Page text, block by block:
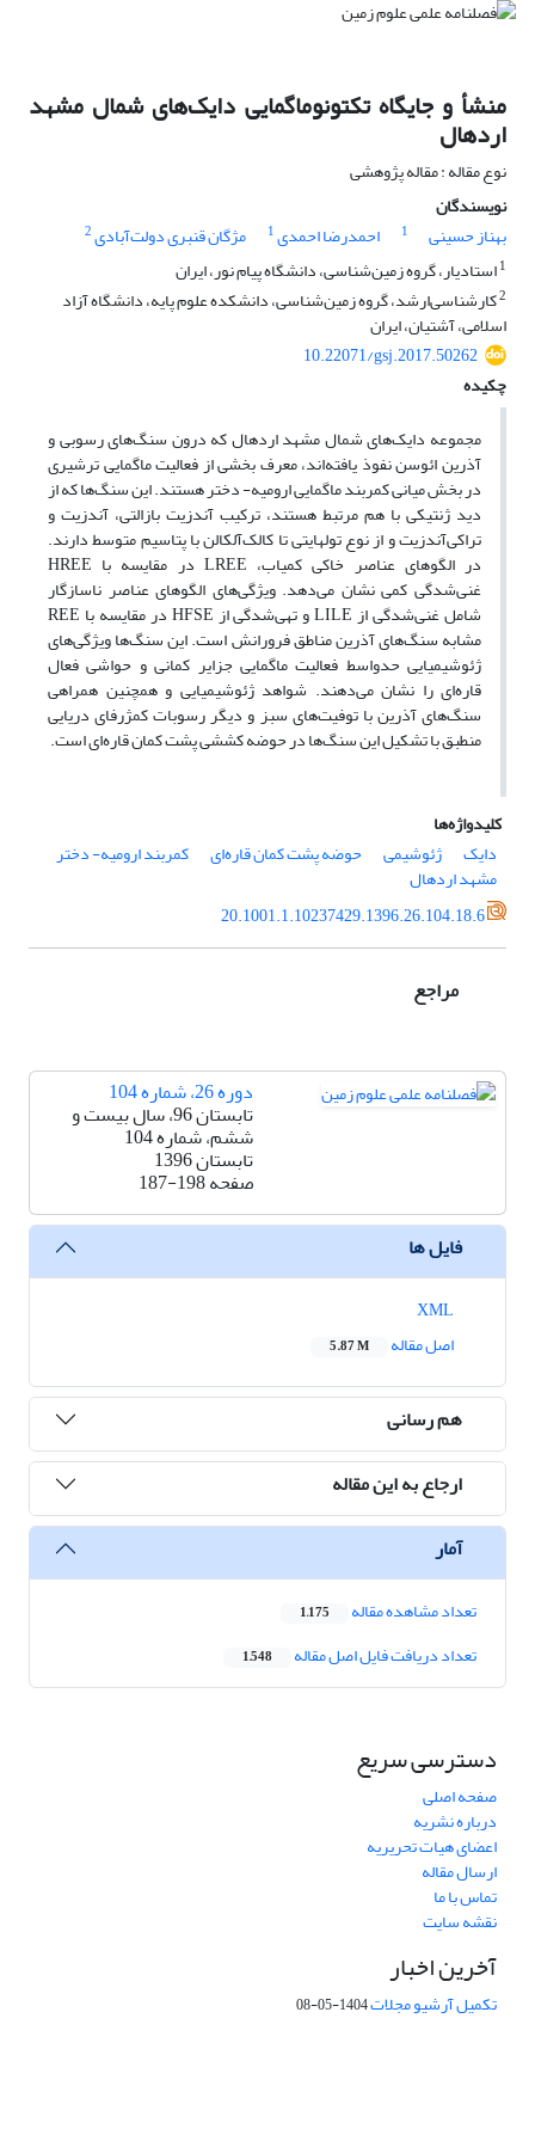
منشأ و جایگاه تکتونوماگمایی دایک‌های شمال مشهد
اردهال
نوع مقاله : مقاله پژوهشی
نویسندگان
بهناز حسینی
1 احمدرضا احمدی1 مژگان قنبری دولت‌آبادی2
1استادیار، گروه زمین‌شناسی، دانشگاه پیام نور، ایران
2کارشناسی‌ارشد، گروه زمین‌شناسی، دانشکده علوم پایه، دانشگاه آزاد
اسلامی، آشتیان، ایران
10.22071/gsj.2017.50262
چکیده
مجموعه دایک‌های شمال مشهد اردهال که درون سنگ‌های رسوبی و
آذرین ائوسن نفوذ یافته‌اند، معرف بخشی از فعالیت ماگمایی ترشیری
در بخش میانی کمربند ماگمایی ارومیه- دختر هستند. این سنگ‌ها که از
دید ژنتیکی با هم مرتبط هستند، ترکیب آندزیت‌ بازالتی، آندزیت و
تراکی‌آندزیت و از نوع توله‎ایتی تا کالک‌آلکالن با پتاسیم متوسط دارند.
در الگوهای عناصر خاکی کمیاب، LREE در مقایسه با HREE
غنی‌شدگی کمی نشان می‌دهد. ویژگی‌های الگوهای عناصر ناسازگار
شامل غنی‌شدگی از LILE و تهی‌شدگی از HFSE در مقایسه با REE
مشابه سنگ‌های آذرین مناطق فرورانش است. این سنگ‌ها ویژگی‌های
ژئوشیمیایی حدواسط فعالیت ماگمایی جزایر کمانی و حواشی فعال
قاره‌ای را نشان می‌دهند. شواهد ژئوشیمیایی و همچنین همراهی
سنگ‌های آذرین با توفیت‌های سبز و دیگر رسوبات کم‎ژرفای دریایی
منطبق با تشکیل این سنگ‌ها در حوضه کششی‌ پشت کمان قاره‌ای است.
کلیدواژه‌ها
دایک
ژئوشیمی حوضه‌ پشت کمان قاره‌‌ای کمربند ارومیه- دختر
مشهد اردهال
20.1001.1.10237429.1396.26.104.18.6
مراجع
دوره 26، شماره 104
تابستان 96، سال بیست و
ششم، شماره 104
تابستان 1396
صفحه187-198
فایل ها
اصل مقاله
5.87 M
هم رسانی
ارجاع به این مقاله
آمار
تعداد مشاهده مقاله 1,175
تعداد دریافت فایل اصل مقاله 1,548
دسترسی سریع
صفحه اصلی
درباره نشریه
اعضای هیات تحریریه
ارسال مقاله
تماس با ما
نقشه سایت
آخرین اخبار
تکمیل آرشیو مجلات1404-05-08